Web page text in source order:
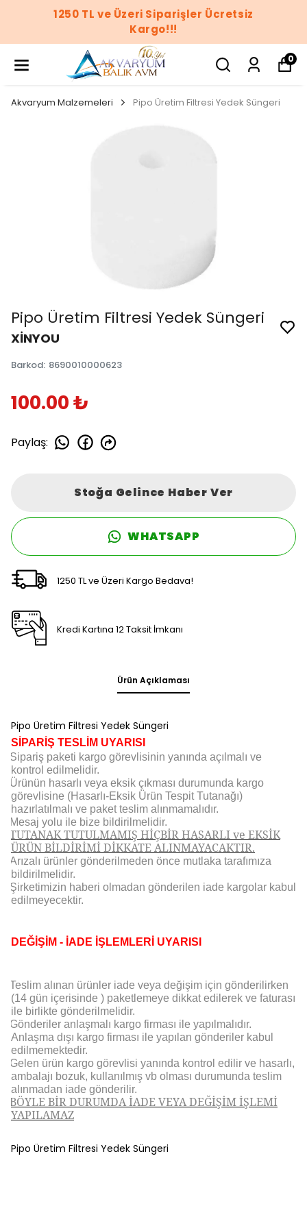
1250 TL ve Üzeri Siparişler Ücretsiz
Kargo!!!
0
Akvaryum Malzemeleri Pipo Üretim Filtresi Yedek Süngeri
Pipo Üretim Filtresi Yedek Süngeri
XİNYOU
Barkod: 8690010000623
100.00 ₺
Paylaş:
Stoğa Gelince Haber Ver
WHATSAPP
1250 TL ve Üzeri Kargo Bedava!
Kredi Kartına 12 Taksit İmkanı
Ürün Açıklaması
Pipo Üretim Filtresi Yedek Süngeri
SİPARİŞ TESLİM UYARISI
Sipariş paketi kargo görevlisinin yanında açılmalı ve
kontrol edilmelidir.
Ürünün hasarlı veya eksik çıkması durumunda kargo
görevlisine (Hasarlı-Eksik Ürün Tespit Tutanağı)
hazırlatılmalı ve paket teslim alınmamalıdır.
Mesaj yolu ile bize bildirilmelidir.
TUTANAK TUTULMAMIŞ HİÇBİR HASARLI ve EKSİK
ÜRÜN BİLDİRİMİ DİKKATE ALINMAYACAKTIR.
Arızalı ürünler gönderilmeden önce mutlaka tarafımıza
bildirilmelidir.
Şirketimizin haberi olmadan gönderilen iade kargolar kabul
edilmeyecektir.
DEĞİŞİM - İADE İŞLEMLERİ UYARISI
Teslim alınan ürünler iade veya değişim için gönderilirken
(14 gün içerisinde ) paketlemeye dikkat edilerek ve faturası
ile birlikte gönderilmelidir.
Gönderiler anlaşmalı kargo firması ile yapılmalıdır.
Anlaşma dışı kargo firması ile yapılan gönderiler kabul
edilmemektedir.
Gelen ürün kargo görevlisi yanında kontrol edilir ve hasarlı,
ambalajı bozuk, kullanılmış vb olması durumunda teslim
alınmadan iade gönderilir.
BÖYLE BİR DURUMDA İADE VEYA DEĞİŞİM İŞLEMİ
YAPILAMAZ
Pipo Üretim Filtresi Yedek Süngeri